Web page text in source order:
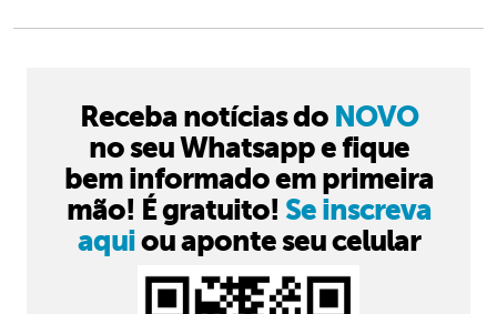
Receba notícias do NOVO
no seu Whatsapp e fique
bem informado em primeira
mão! É gratuito! Se inscreva
aquiou aponte seu celular